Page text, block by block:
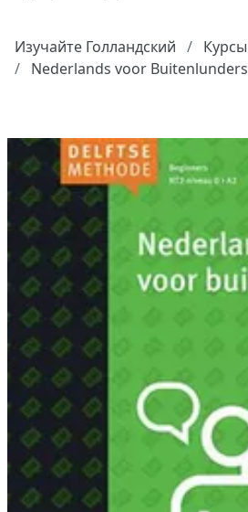
Изучайте Голландский
Курсы
Nederlands voor Buitenlunders